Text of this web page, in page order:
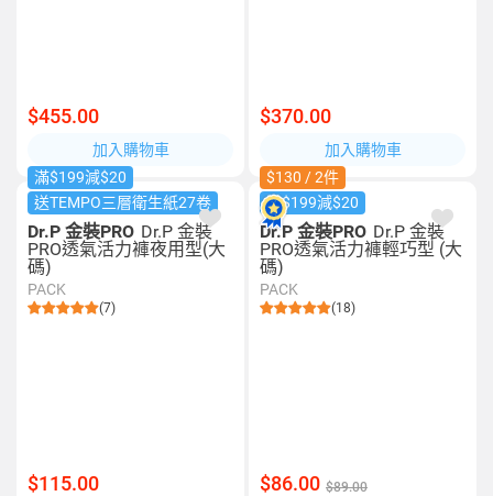
$455.00
加入購物車
$370.00
加入購物車
滿$199減$20
送TEMPO三層衛生紙27卷
Dr.P 金裝PRO Dr.P 金裝
PRO透氣活力褲夜用型(大
碼)
PACK
(7)
$115.00
$130 / 2件
滿$199減$20
Dr.P 金裝PRO Dr.P 金裝
PRO透氣活力褲輕巧型 (大
碼)
PACK
(18)
$86.00 $89.00